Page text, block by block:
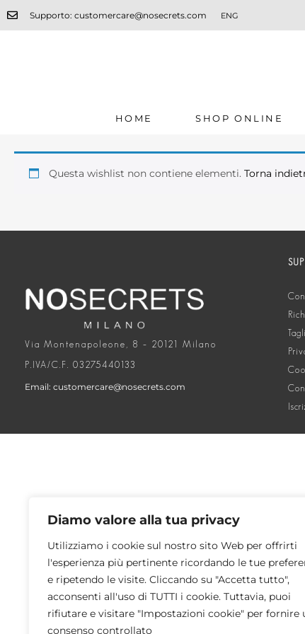
Diamo valore alla tua privacy
Utilizziamo i cookie sul nostro sito Web per offrirti
l'esperienza più pertinente ricordando le tue
e ripetendo le visite. Cliccando su "Accetta tutto",
acconsenti all'uso di TUTTI i cookie. Tuttavia, puoi
rifiutare e visitare "Impostazioni cookie" per fornire
consenso controllato
Supporto: customercare@nosecrets.com ENG
HOME SHOP ONLINE
Questa wishlist non contiene elementi. Torna
Via Montenapoleone, 8 – 20121 Milano
P.IVA/C.F. 03275440133
Email: customercare@nosecrets.com